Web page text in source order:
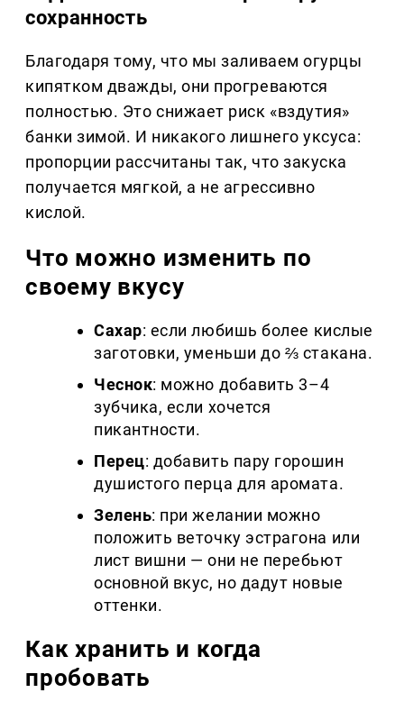
сохранность
Благодаря тому, что мы заливаем огурцы
кипятком дважды, они прогреваются
полностью. Это снижает риск «вздутия»
банки зимой. И никакого лишнего уксуса:
пропорции рассчитаны так, что закуска
получается мягкой, а не агрессивно
кислой.
Что можно изменить по
своему вкусу
Сахар: если любишь более кислые
заготовки, уменьши до ⅔ стакана.
Чеснок: можно добавить 3–4
зубчика, если хочется
пикантности.
Перец: добавить пару горошин
душистого перца для аромата.
Зелень: при желании можно
положить веточку эстрагона или
лист вишни — они не перебьют
основной вкус, но дадут новые
оттенки.
Как хранить и когда
пробовать